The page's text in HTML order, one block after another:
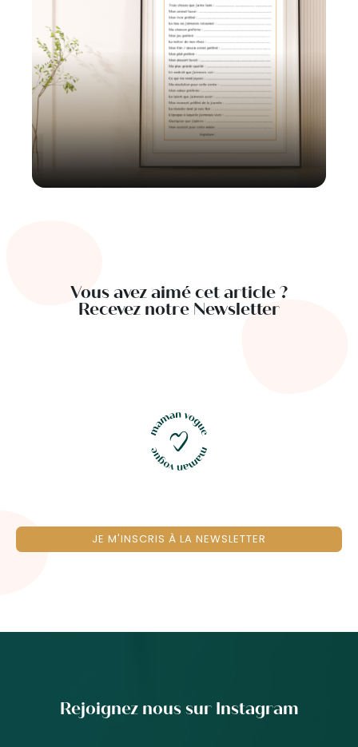
Vous avez aimé cet article ?
Recevez notre Newsletter
JE M'INSCRIS À LA NEWSLETTER
Rejoignez nous sur Instagram